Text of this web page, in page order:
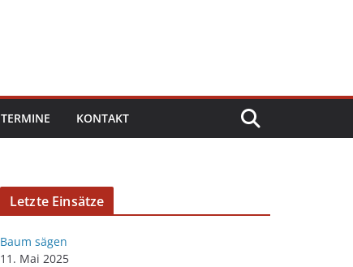
TERMINE KONTAKT
Letzte Einsätze
Baum sägen
11. Mai 2025